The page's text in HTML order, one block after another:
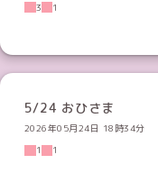
3
1
5/24 おひさま
2026年05月24日 18時34分
1
1